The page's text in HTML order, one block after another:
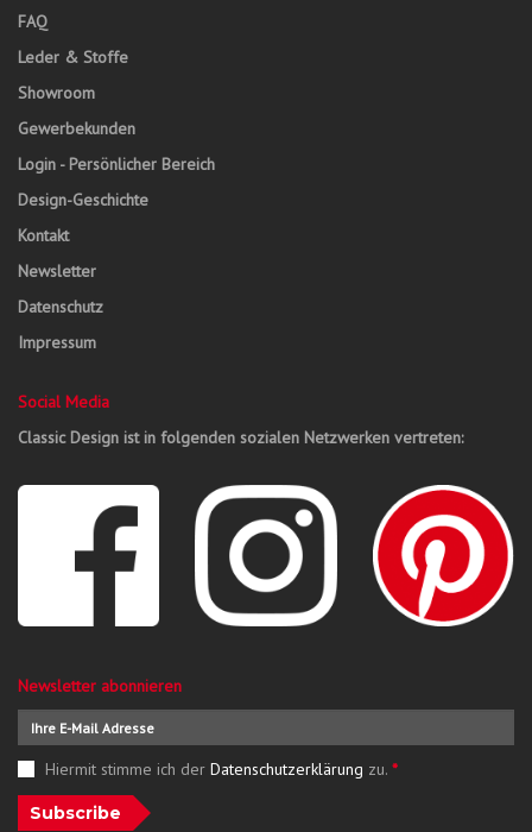
FAQ
Leder & Stoffe
Showroom
Gewerbekunden
Login - Persönlicher Bereich
Design-Geschichte
Kontakt
Newsletter
Datenschutz
Impressum
Social Media
Classic Design ist in folgenden sozialen Netzwerken vertreten:
Newsletter abonnieren
Hiermit stimme ich der Datenschutzerklärung zu. *
Subscribe